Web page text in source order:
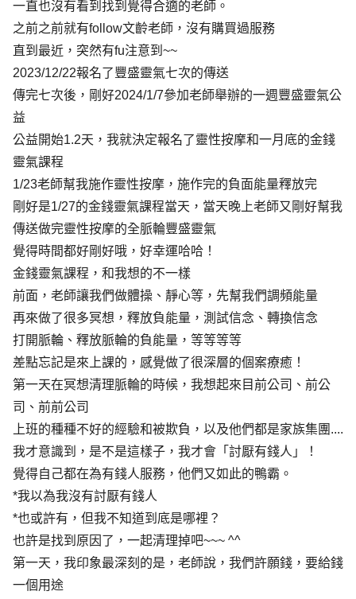
一直也沒有看到找到覺得合適的老師。
之前之前就有follow文齡老師，沒有購買過服務
直到最近，突然有fu注意到~~
2023/12/22報名了豐盛靈氣七次的傳送
傳完七次後，剛好2024/1/7參加老師舉辦的一週豐盛靈氣公
益
公益開始1.2天，我就決定報名了靈性按摩和一月底的金錢
靈氣課程
1/23老師幫我施作靈性按摩，施作完的負面能量釋放完
剛好是1/27的金錢靈氣課程當天，當天晚上老師又剛好幫我
傳送做完靈性按摩的全脈輪豐盛靈氣
覺得時間都好剛好哦，好幸運哈哈！
金錢靈氣課程，和我想的不一樣
前面，老師讓我們做體操、靜心等，先幫我們調頻能量
再來做了很多冥想，釋放負能量，測試信念、轉換信念
打開脈輪、釋放脈輪的負能量，等等等等
差點忘記是來上課的，感覺做了很深層的個案療癒！
第一天在冥想清理脈輪的時候，我想起來目前公司、前公
司、前前公司
上班的種種不好的經驗和被欺負，以及他們都是家族集團....
我才意識到，是不是這樣子，我才會「討厭有錢人」！
覺得自己都在為有錢人服務，他們又如此的鴨霸。
*我以為我沒有討厭有錢人
*也或許有，但我不知道到底是哪裡？
也許是找到原因了，一起清理掉吧~~~ ^^
第一天，我印象最深刻的是，老師說，我們許願錢，要給錢
一個用途